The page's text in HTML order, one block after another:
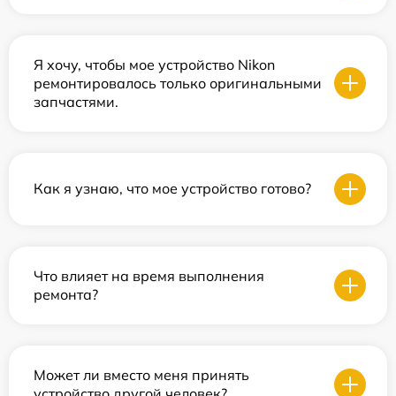
Я хочу, чтобы мое устройство Nikon
ремонтировалось только оригинальными
запчастями.
Как я узнаю, что мое устройство готово?
Что влияет на время выполнения
ремонта?
Может ли вместо меня принять